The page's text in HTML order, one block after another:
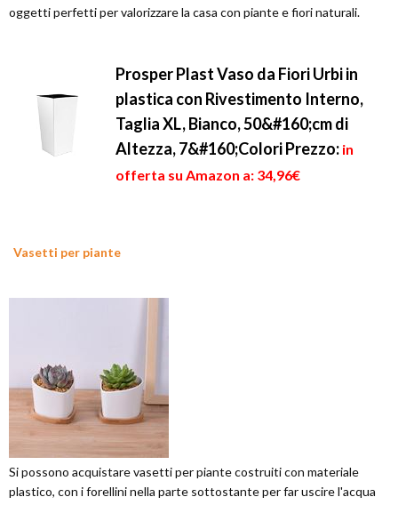
oggetti perfetti per valorizzare la casa con piante e fiori naturali.
Prosper Plast Vaso da Fiori Urbi in
plastica con Rivestimento Interno,
Taglia XL, Bianco, 50&#160;cm di
Altezza, 7&#160;ColoriPrezzo: in
offerta su Amazon a: 34,96€
Vasetti per piante
Si possono acquistare vasetti per piante costruiti con materiale
plastico, con i forellini nella parte sottostante per far uscire l'acqua